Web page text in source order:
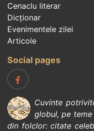
Cenaclu literar
Dicționar
Evenimentele zilei
Articole
Social pages
Cuvinte
globul, pe teme
din folclor:citate